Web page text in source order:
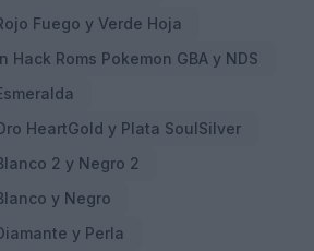
Fuego y Verde Hoja
Hack Roms Pokemon GBA y NDS
HeartGold y Plata SoulSilver
2 y Negro 2
y Negro
y Perla